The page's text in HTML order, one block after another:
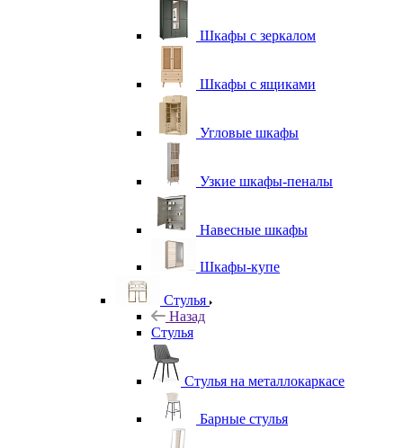
Шкафы с зеркалом
Шкафы с ящиками
Угловые шкафы
Узкие шкафы-пеналы
Навесные шкафы
Шкафы-купе
Стулья
Назад
Стулья
Стулья на металлокаркасе
Барные стулья